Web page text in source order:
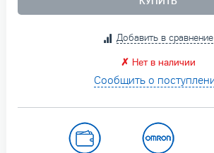
Добавить в сравнение
✗ Нет в наличии
Сообщить о